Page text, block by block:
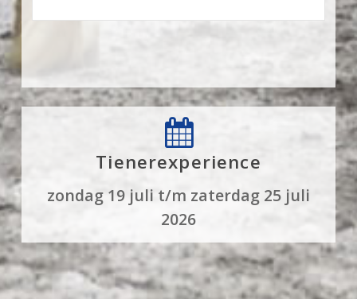
Tienerexperience
zondag 19 juli t/m zaterdag 25 juli
2026